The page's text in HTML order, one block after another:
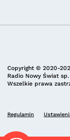
Copyright © 2020-
Radio Nowy Świat sp.
Wszelkie prawa
Regulamin